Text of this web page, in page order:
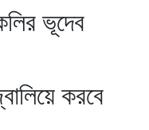
ভূদেব
করবে